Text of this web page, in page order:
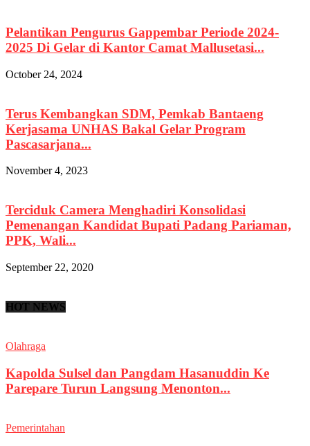
Pelantikan Pengurus Gappembar Periode 2024-
2025 Di Gelar di Kantor Camat Mallusetasi...
October 24, 2024
Terus Kembangkan SDM, Pemkab Bantaeng
Kerjasama UNHAS Bakal Gelar Program
Pascasarjana...
November 4, 2023
Terciduk Camera Menghadiri Konsolidasi
Pemenangan Kandidat Bupati Padang Pariaman,
PPK, Wali...
September 22, 2020
HOT NEWS
Olahraga
Kapolda Sulsel dan Pangdam Hasanuddin Ke
Parepare Turun Langsung Menonton...
Pemerintahan